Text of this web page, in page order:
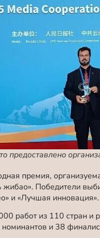
предоставлено
премия,
жибао». Победители
и «Лучшая инновация».
работ из 110 стран
и 38